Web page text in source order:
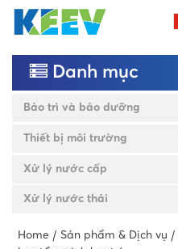
Danh mục
Bảo trì và bảo dưỡng
Thiết bị môi trường
Xử lý nước cấp
Xử lý nước thải
Home Sản phẩm & Dịch vụ